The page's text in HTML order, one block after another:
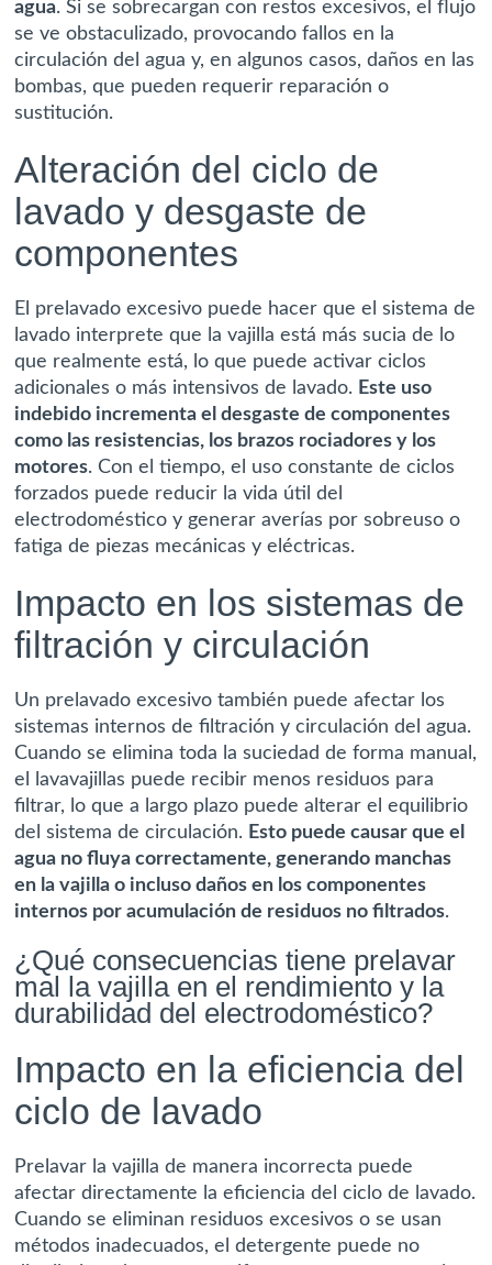
agua. Si se sobrecargan con restos excesivos, el flujo
se ve obstaculizado, provocando fallos en la
circulación del agua y, en algunos casos, daños en las
bombas, que pueden requerir reparación o
sustitución.
Alteración del ciclo de
lavado y desgaste de
componentes
El prelavado excesivo puede hacer que el sistema de
lavado interprete que la vajilla está más sucia de lo
que realmente está, lo que puede activar ciclos
adicionales o más intensivos de lavado. Este uso
indebido incrementa el desgaste de componentes
como las resistencias, los brazos rociadores y los
motores. Con el tiempo, el uso constante de ciclos
forzados puede reducir la vida útil del
electrodoméstico y generar averías por sobreuso o
fatiga de piezas mecánicas y eléctricas.
Impacto en los sistemas de
filtración y circulación
Un prelavado excesivo también puede afectar los
sistemas internos de filtración y circulación del agua.
Cuando se elimina toda la suciedad de forma manual,
el lavavajillas puede recibir menos residuos para
filtrar, lo que a largo plazo puede alterar el equilibrio
del sistema de circulación. Esto puede causar que el
agua no fluya correctamente, generando manchas
en la vajilla o incluso daños en los componentes
internos por acumulación de residuos no filtrados.
¿Qué consecuencias tiene prelavar
mal la vajilla en el rendimiento y la
durabilidad del electrodoméstico?
Impacto en la eficiencia del
ciclo de lavado
Prelavar la vajilla de manera incorrecta puede
afectar directamente la eficiencia del ciclo de lavado.
Cuando se eliminan residuos excesivos o se usan
métodos inadecuados, el detergente puede no